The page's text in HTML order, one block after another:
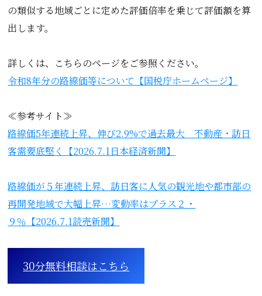
の類似する地域ごとに定めた評価倍率を乗じて評価額を算
出します。
詳しくは、こちらのページをご参照ください。
令和8年分の路線価等について【国税庁ホームページ】
≪参考サイト≫
路線価5年連続上昇、伸び2.9%で過去最大 不動産・訪日
客需要底堅く【2026.7.1日本経済新聞】
路線価が５年連続上昇、訪日客に人気の観光地や都市部の
再開発地域で大幅上昇…変動率はプラス２・
９％【2026.7.1読売新聞】
30分無料相談はこちら